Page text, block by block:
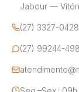
Jabour —
(27) 3327-0428
(27) 99244-